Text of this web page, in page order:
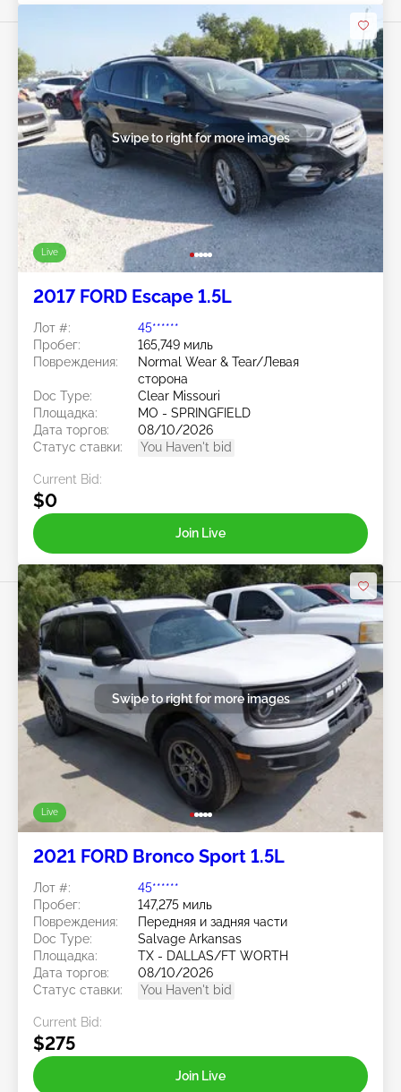
Live
Swipe to right for more images
2017 FORD Escape 1.5L
Лот #:
45******
Пробег:
165,749 миль
Повреждения:
Normal Wear & Tear/Левая
сторона
Doc Type:
Clear Missouri
Площадка:
MO - SPRINGFIELD
Дата торгов:
08/10/2026
Статус ставки:
You Haven't bid
Current Bid:
$0
Join Live
Live
Swipe to right for more images
2021 FORD Bronco Sport 1.5L
Лот #:
45******
Пробег:
147,275 миль
Повреждения:
Передняя и задняя части
Doc Type:
Salvage Arkansas
Площадка:
TX - DALLAS/FT WORTH
Дата торгов:
08/10/2026
Статус ставки:
You Haven't bid
Current Bid:
$275
Join Live